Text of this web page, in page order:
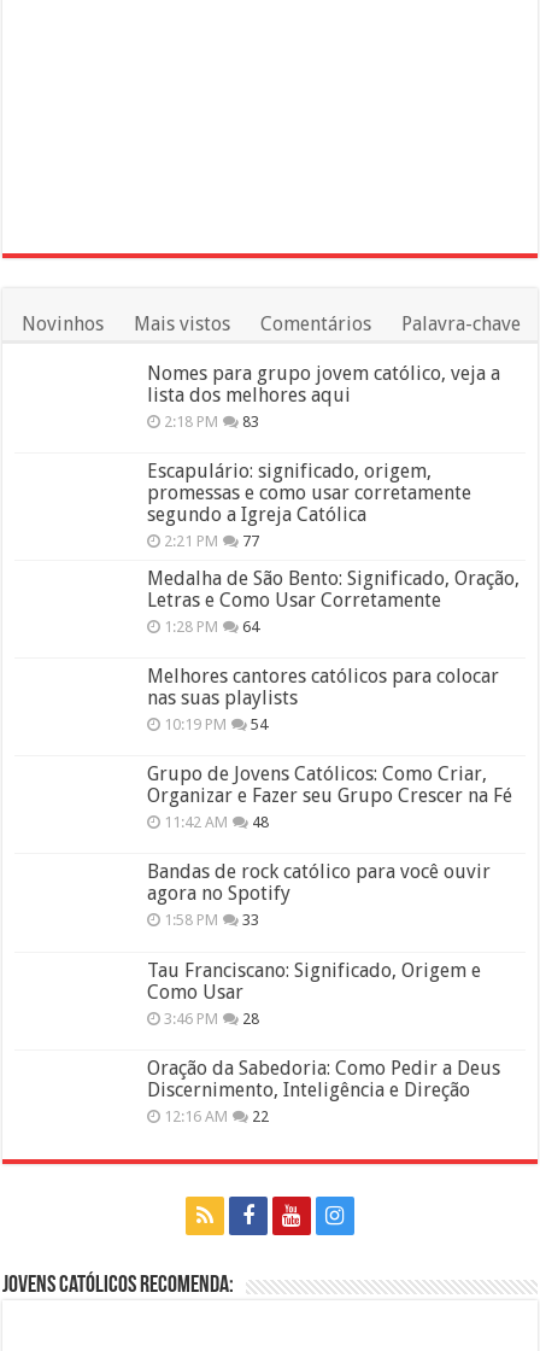
Novinhos Mais vistos Comentários Palavra-chave
Nomes para grupo jovem católico, veja a
lista dos melhores aqui
2:18 PM 83
Escapulário: significado, origem,
promessas e como usar corretamente
segundo a Igreja Católica
2:21 PM 77
Medalha de São Bento: Significado, Oração,
Letras e Como Usar Corretamente
1:28 PM 64
Melhores cantores católicos para colocar
nas suas playlists
10:19 PM 54
Grupo de Jovens Católicos: Como Criar,
Organizar e Fazer seu Grupo Crescer na Fé
11:42 AM 48
Bandas de rock católico para você ouvir
agora no Spotify
1:58 PM 33
Tau Franciscano: Significado, Origem e
Como Usar
3:46 PM 28
Oração da Sabedoria: Como Pedir a Deus
Discernimento, Inteligência e Direção
12:16 AM 22
Jovens Católicos Recomenda: